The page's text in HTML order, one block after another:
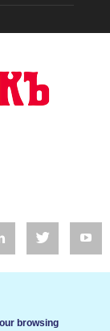
browsing